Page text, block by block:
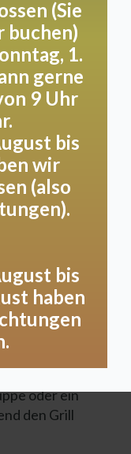
Produkten
die den
wo immer
Farb-
Jahreszeiten.
ist ab
lieber an
Auch ein
Terrasse mit
halten Sie von
oder ein
den Grill
(Sie
buchen)
1.
gerne
9 Uhr
bis
wir
(also
bis
haben